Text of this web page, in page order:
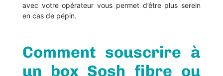
avec votre opérateur vous permet d’être plus serein
en cas de pépin.
Comment souscrire à
un box Sosh fibre ou